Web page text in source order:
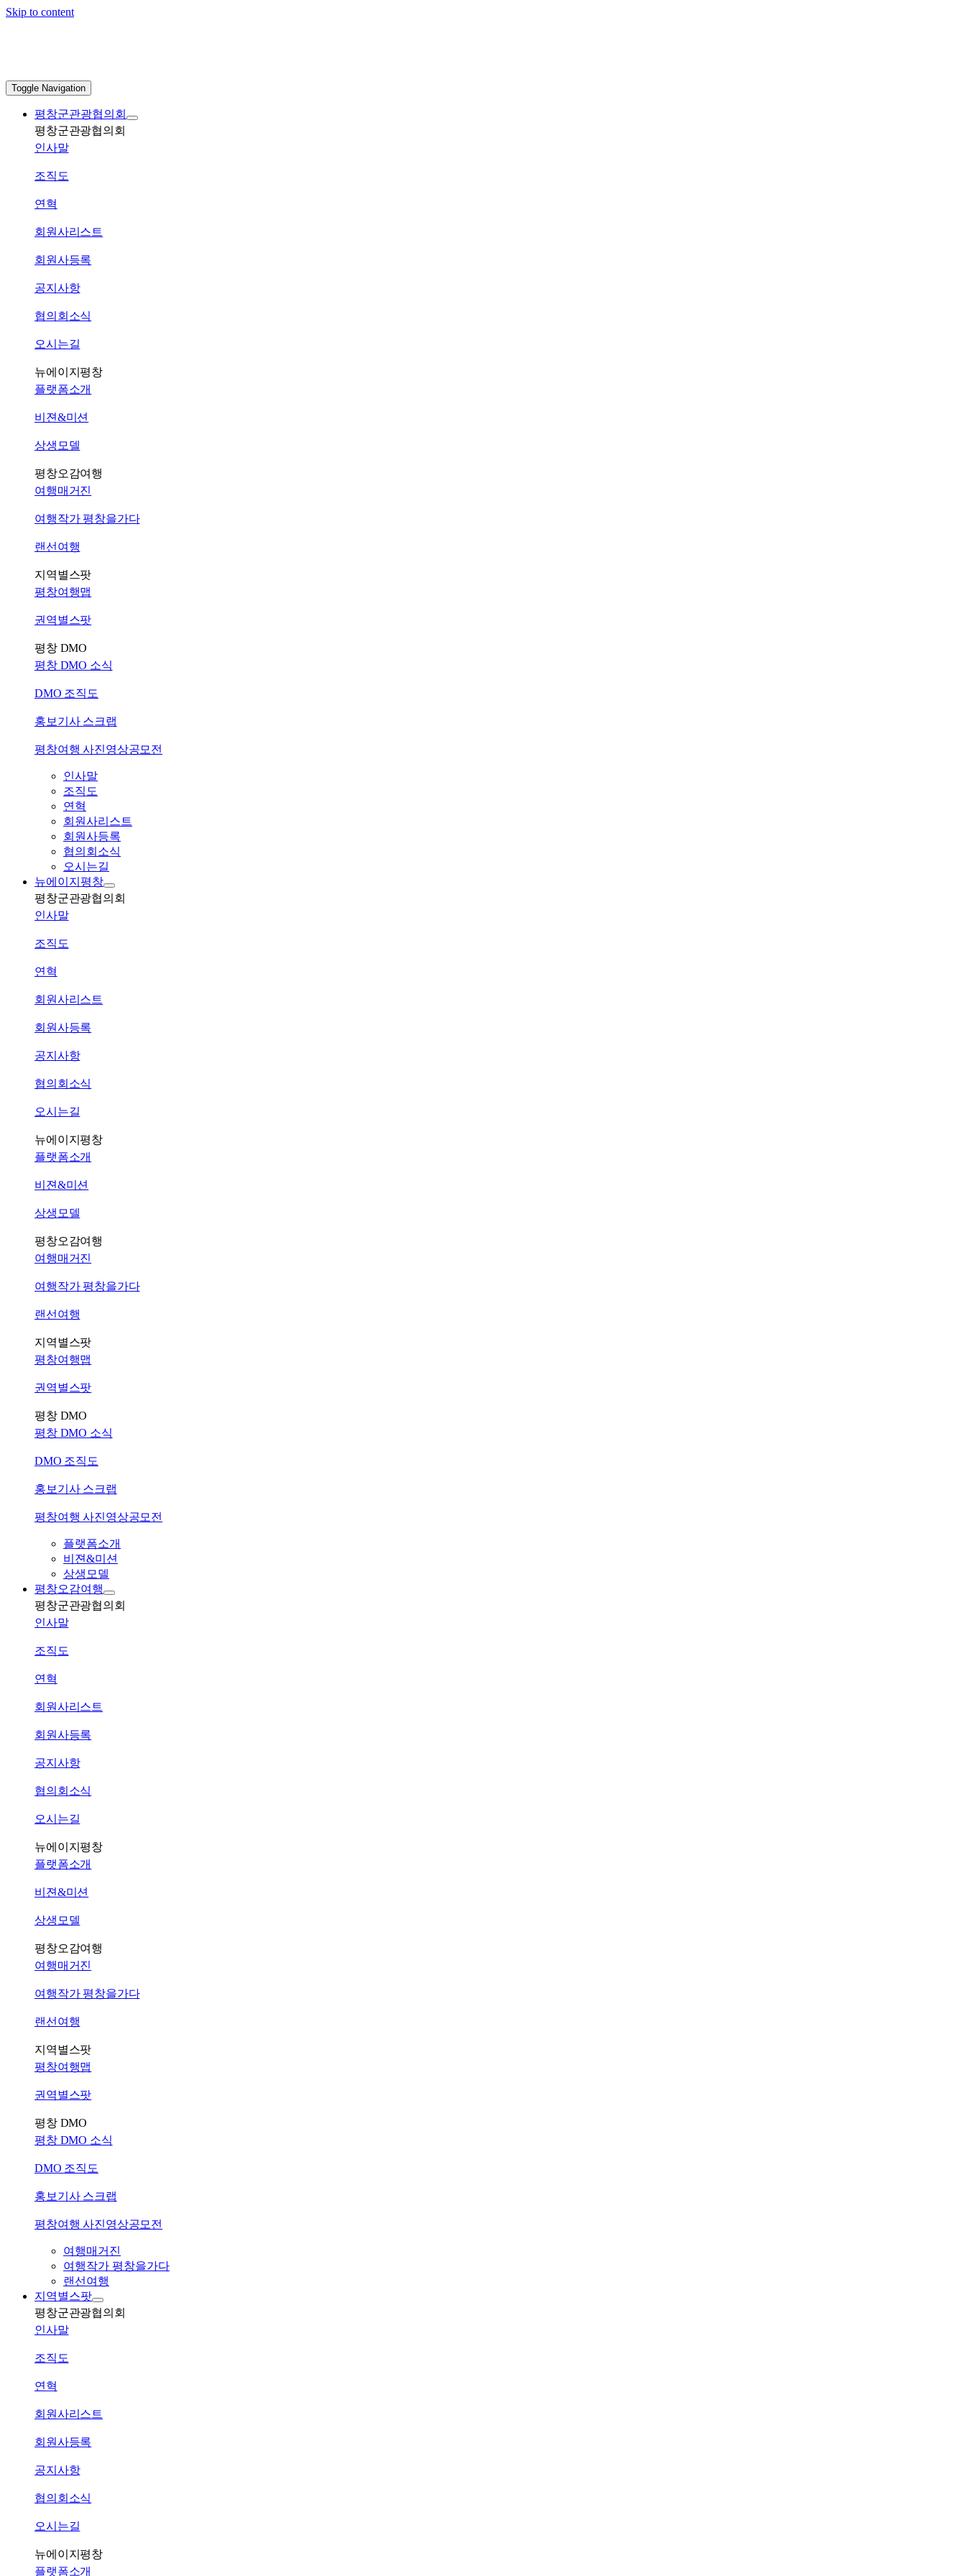
Skip to content
Toggle Navigation
평창군관광협의회
평창군관광협의회
인사말
조직도
연혁
회원사리스트
회원사등록
공지사항
협의회소식
오시는길
뉴에이지평창
플랫폼소개
비젼&미션
상생모델
평창오감여행
여행매거진
여행작가 평창을가다
랜선여행
지역별스팟
평창여행맵
권역별스팟
평창 DMO
평창 DMO 소식
DMO 조직도
홍보기사 스크랩
평창여행 사진영상공모전
인사말
조직도
연혁
회원사리스트
회원사등록
협의회소식
오시는길
뉴에이지평창
평창군관광협의회
인사말
조직도
연혁
회원사리스트
회원사등록
공지사항
협의회소식
오시는길
뉴에이지평창
플랫폼소개
비젼&미션
상생모델
평창오감여행
여행매거진
여행작가 평창을가다
랜선여행
지역별스팟
평창여행맵
권역별스팟
평창 DMO
평창 DMO 소식
DMO 조직도
홍보기사 스크랩
평창여행 사진영상공모전
플랫폼소개
비젼&미션
상생모델
평창오감여행
평창군관광협의회
인사말
조직도
연혁
회원사리스트
회원사등록
공지사항
협의회소식
오시는길
뉴에이지평창
플랫폼소개
비젼&미션
상생모델
평창오감여행
여행매거진
여행작가 평창을가다
랜선여행
지역별스팟
평창여행맵
권역별스팟
평창 DMO
평창 DMO 소식
DMO 조직도
홍보기사 스크랩
평창여행 사진영상공모전
여행매거진
여행작가 평창을가다
랜선여행
지역별스팟
평창군관광협의회
인사말
조직도
연혁
회원사리스트
회원사등록
공지사항
협의회소식
오시는길
뉴에이지평창
플랫폼소개